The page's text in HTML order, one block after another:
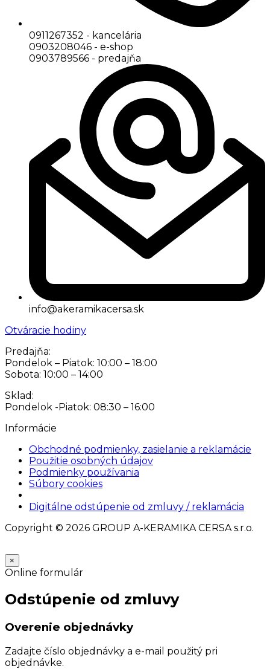
0911267352 - kancelária
0903208046 - e-shop
0903789566 - predajňa
info@akeramikacersa.sk
Otváracie hodiny
Predajňa:
Pondelok – Piatok: 10:00 – 18:00
Sobota: 10:00 – 14:00
Sklad:
Pondelok -Piatok: 08:30 – 16:00
Informácie
Obchodné podmienky, zasielanie a reklamácie
Použitie osobných údajov
Podmienky používania
Súbory cookies
Digitálne odstúpenie od zmluvy / reklamácia
Copyright © 2026 GROUP A-KERAMIKA CERSA s.r.o.
×
Online formulár
Odstúpenie od zmluvy
Overenie objednávky
Zadajte číslo objednávky a e-mail použitý pri
objednávke.